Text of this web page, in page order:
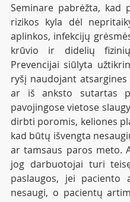
Seminare pabrėžta, kad
rizikos kyla dėl
aplinkos, infekcijų
krūvio ir didelių
Prevencijai siūlyta
ryšį naudojant
ar iš anksto sutartas
pavojingose vietose
dirbti poromis, keliones
kad būtų išvengta
ar tamsaus paros meto.
jog darbuotojai turi
paslaugos, jei paciento
nesaugi, o pacientų